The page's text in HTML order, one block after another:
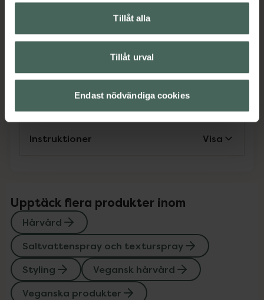
Tillåt alla
Tillåt urval
Endast nödvändiga cookies
StylingVegansk hårvård
Veganska produkter
Instruktioner Visa
Upptäck flera produkter inom
Hårvård
Saltvattenspray och texturspray
Styling
Vegansk hårvård
Veganska produkter